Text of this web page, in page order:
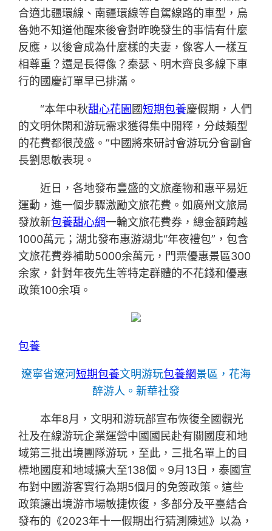
合適北疆環線、南疆環線等自駕線路的車型，烏
魯她不知道他醒來後會對昨晚發生的事情有什麼
反應，以後會成為什麼樣的夫妻，像客人一樣互
相尊重？還是長得像？秦瑟、明木齊良多線下車
行的國慶訂單早已排滿。
“本年中秋甜心花園 國短期包養慶假期，人們
的文明休閑和游玩需求獲得集中開釋，分歧類型
的花費都很茂盛。”中國將來研討會游玩分會副會
長劉思敏表現。
近日，各地發布豐盛的文旅產物和惠平易近
運動，進一個步驟激勵文旅花費。如廣州文旅局
發放新包養甜心網一輪文旅花費券，總金額跨越
1000萬元；湖北發布惠游湖北“年夜禮包”，包含
文旅花費券補助5000余萬元，門票優惠景區300
余家，針對年夜先生等特定群體的不花錢和優惠
政策100余項。
包養
遼寧省遼河短期包養文明游玩包養網景區，花海
醉游人。新華社發
本年8月，文明和游玩部宣布恢復全國觀光
社及在線游玩企業運營中國國民赴有關國度和地
域第三批出境團隊游玩，至此，三批名單上的目
標地國度和地域擴大至138個。9月13日，泰國宣
布對中國游客實行為期5個月的免簽政策。這些
政策讓出境游市場敏捷恢復，多部分及平臺結合
發布的《2023年十一假期出行猜測陳述》以為，